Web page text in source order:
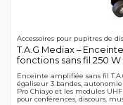
Accessoires pour pupitres de
T.A.G Mediax –
fonctions sans fil 250 W
Enceinte amplifiée sans fil
égaliseur 3 bandes,
Pro Chiayo et les modules
pour conférences, discours,